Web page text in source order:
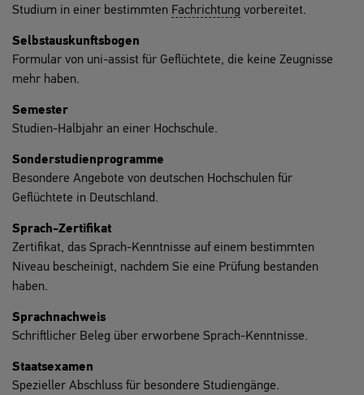
Studium in einer bestimmten Fachrichtung vorbereitet.
Selbstauskunftsbogen
Formular von uni-assist für Geflüchtete, die keine Zeugnisse
mehr haben.
Semester
Studien-Halbjahr an einer Hochschule.
Sonderstudienprogramme
Besondere Angebote von deutschen Hochschulen für
Geflüchtete in Deutschland.
Sprach-Zertifikat
Zertifikat, das Sprach-Kenntnisse auf einem bestimmten
Niveau bescheinigt, nachdem Sie eine Prüfung bestanden
haben.
Sprachnachweis
Schriftlicher Beleg über erworbene Sprach-Kenntnisse.
Staatsexamen
Spezieller Abschluss für besondere Studiengänge.